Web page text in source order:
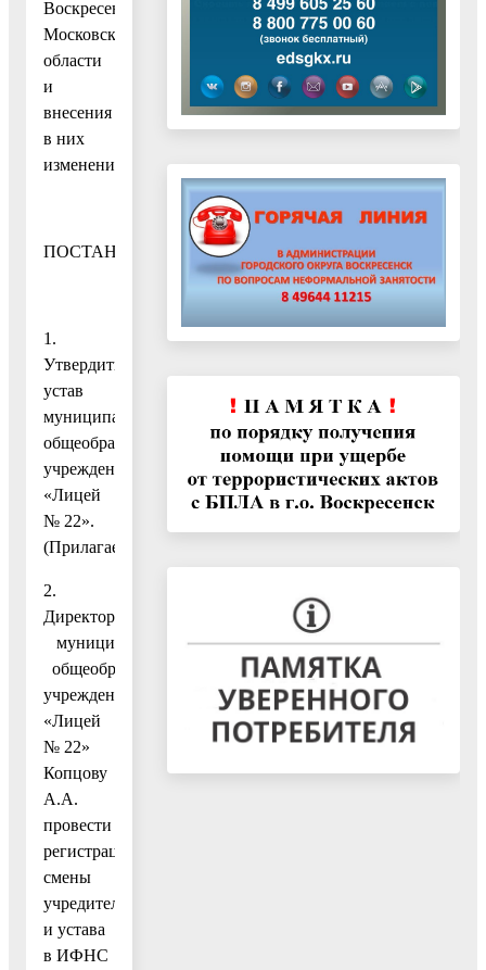
Воскресенск
Московской
области
и
внесения
в них
изменений»,
ПОСТАНОВЛЯЮ:
1.
Утвердить
устав
муниципального
общеобразовательного
учреждения
«Лицей
№ 22».
(Прилагается.)
2.
Директору
муниципального
общеобразовательного
учреждения
«Лицей
№ 22»
Копцову
А.А.
провести
регистрацию
смены
учредителя
и устава
в ИФНС